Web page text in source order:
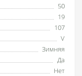
50
19
107
V
Зимняя
Да
Нет